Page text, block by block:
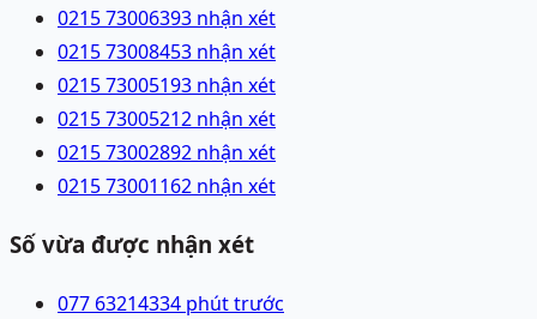
0215 73006393 nhận xét
0215 73008453 nhận xét
0215 73005193 nhận xét
0215 73005212 nhận xét
0215 73002892 nhận xét
0215 73001162 nhận xét
Số vừa được nhận xét
077 63214334 phút trước